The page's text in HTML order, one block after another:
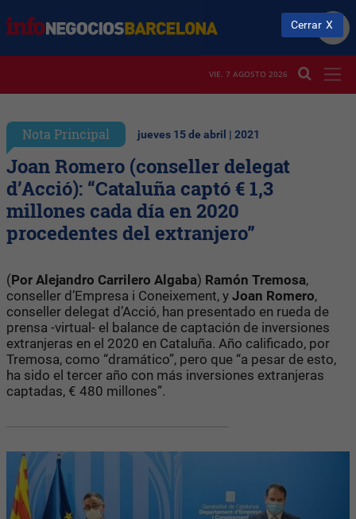
VIE. 7 AGOSTO 2026
Nota Principal jueves 15 de abril | 2021
Joan Romero (conseller delegat
d’Acció): “Cataluña captó € 1,3
millones cada día en 2020
procedentes del extranjero”
(Por Alejandro Carrilero Algaba) Ramón Tremosa,
conseller d’Empresa i Coneixement, y Joan Romero,
conseller delegat d’Acció, han presentado en rueda de
prensa -virtual- el balance de captación de inversiones
extranjeras en el 2020 en Cataluña. Año calificado, por
Tremosa, como “dramático”, pero que “a pesar de esto,
ha sido el tercer año con más inversiones extranjeras
captadas, € 480 millones”.
Cerrar